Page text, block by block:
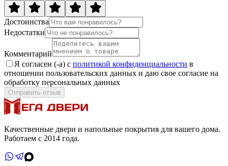
Достоинства
Недостатки
Комментарий
Я согласен (-а) с политикой конфиденциальности в
отношении пользовательских данных и даю свое согласие на
обработку персональных данных
Отправить отзыв
Качественные двери и напольные покрытия для вашего дома.
Работаем с 2014 года.